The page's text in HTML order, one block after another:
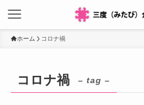
ホーム コロナ禍
コロナ禍 – tag –